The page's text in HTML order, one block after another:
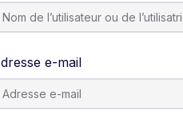
e-mail